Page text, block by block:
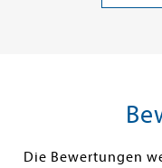
Die Bewertungen